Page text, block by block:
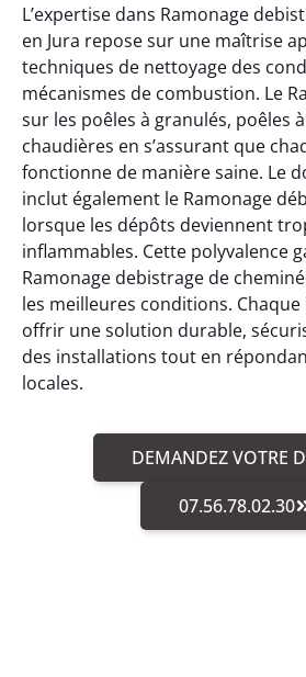
L’expertise dans Ramonage
en Jura repose sur une maîtrise
techniques de nettoyage des
mécanismes de combustion. Le
sur les poêles à granulés, poêles
chaudières en s’assurant que
fonctionne de manière saine. Le
inclut également le Ramonage
lorsque les dépôts deviennent
inflammables. Cette polyvalence
Ramonage debistrage de
les meilleures conditions.
offrir une solution durable,
des installations tout en
locales.
DEMANDEZ VOTRE
07.56.78.02.30